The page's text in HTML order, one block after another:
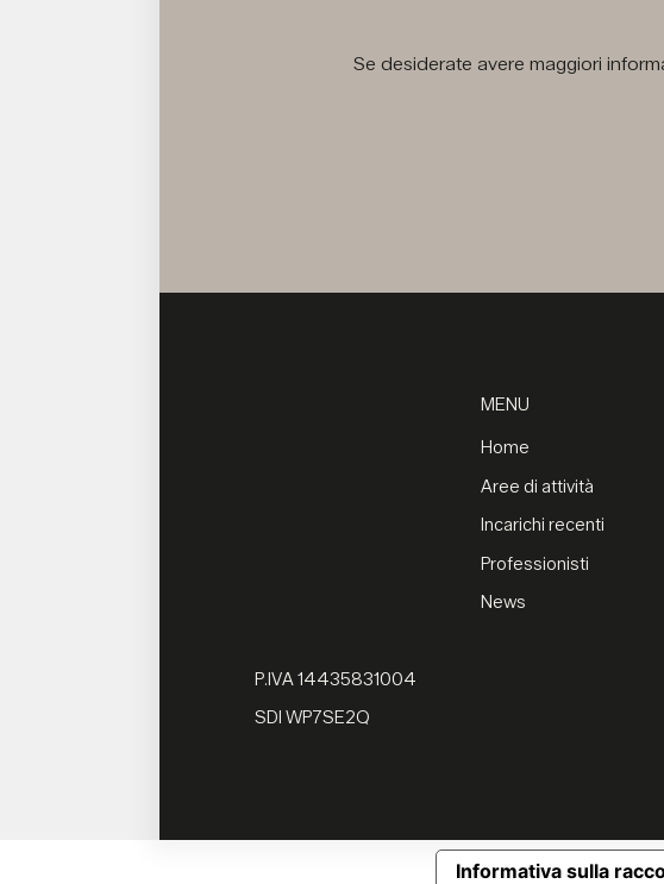
Se desiderate avere maggiori
MENU
Home
Aree di attività
Incarichi recenti
Professionisti
News
P.IVA 14435831004
SDI WP7SE2Q
Informativa sulla